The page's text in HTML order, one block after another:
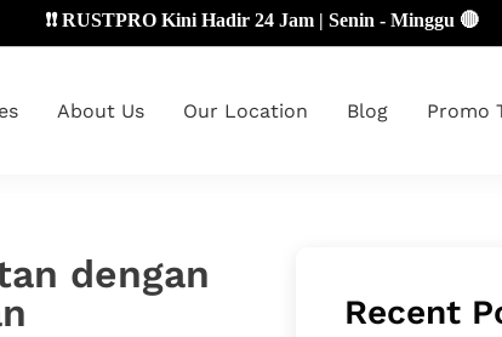
Kini Hadir 24 Jam | Senin - Minggu 🔴
About Us Our Location Blog Promo
dengan
Recent